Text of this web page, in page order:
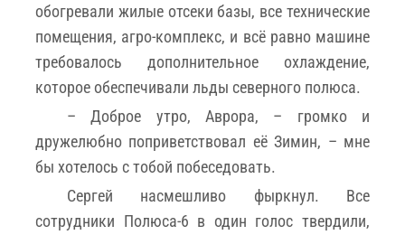
обогревали жилые отсеки базы, все технические
помещения, агро-комплекс, и всё равно машине
требовалось дополнительное охлаждение,
которое обеспечивали льды северного полюса.
– Доброе утро, Аврора, – громко и
дружелюбно поприветствовал её Зимин, – мне
бы хотелось с тобой побеседовать.
Сергей насмешливо фыркнул. Все
сотрудники Полюса-6 в один голос твердили,